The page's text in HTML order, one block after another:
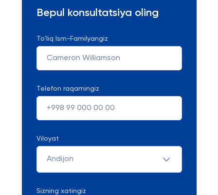
Bepul konsultatsiya oling
To'liq Ism-Familyangiz
Telefon raqamingiz
Viloyat
Andijon
Sizning xatingiz